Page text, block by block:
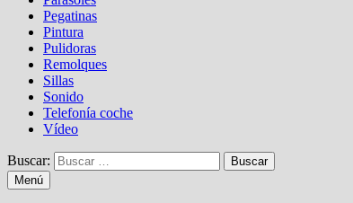
Pegatinas
Pintura
Pulidoras
Remolques
Sillas
Sonido
Telefonía coche
Vídeo
Buscar:
Menú